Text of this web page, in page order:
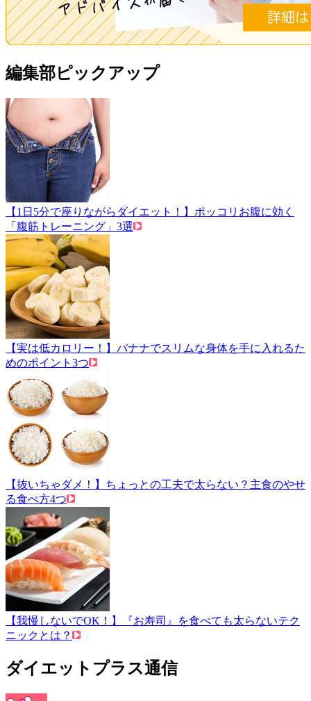
編集部ピックアップ
【1日5分で座りながらダイエット！】ポッコリお腹に効く
「腹筋トレーニング」3選
【実は低カロリー！】バナナでスリムな身体を手に入れるた
めのポイント3つ
【抜いちゃダメ！】ちょっとの工夫で太らない？主食のやせ
る食べ方4つ
【我慢しないでOK！】『お寿司』を食べても太らないテク
ニックとは？
ダイエットプラス通信